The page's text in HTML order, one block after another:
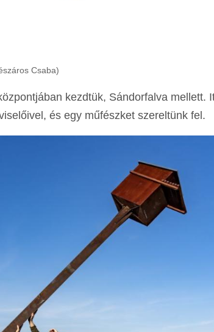
Csaba)
kezdtük, Sándorfalva mellett.
és egy műfészket szereltünk fel.